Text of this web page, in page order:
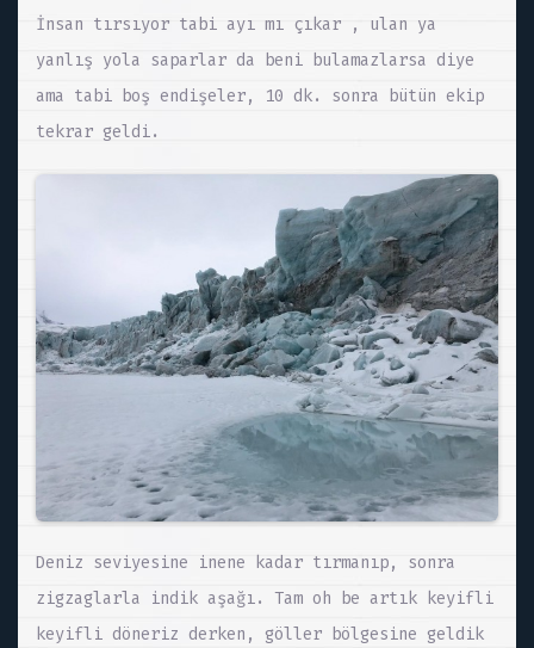
İnsan tırsıyor tabi ayı mı çıkar , ulan ya
yanlış yola saparlar da beni bulamazlarsa diye
ama tabi boş endişeler, 10 dk. sonra bütün ekip
tekrar geldi.
Deniz seviyesine inene kadar tırmanıp, sonra
zigzaglarla indik aşağı. Tam oh be artık keyifli
keyifli döneriz derken, göller bölgesine geldik